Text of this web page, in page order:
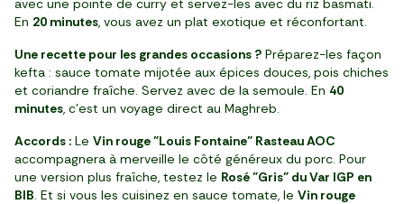
avec une pointe de curry et servez-les avec du riz basmati.
En 20 minutes, vous avez un plat exotique et réconfortant.
Une recette pour les grandes occasions ? Préparez-les façon
kefta : sauce tomate mijotée aux épices douces, pois chiches
et coriandre fraîche. Servez avec de la semoule. En 40
minutes, c’est un voyage direct au Maghreb.
Accords : Le Vin rouge "Louis Fontaine" Rasteau AOC
accompagnera à merveille le côté généreux du porc. Pour
une version plus fraîche, testez le Rosé "Gris" du Var IGP en
BIB. Et si vous les cuisinez en sauce tomate, le Vin rouge